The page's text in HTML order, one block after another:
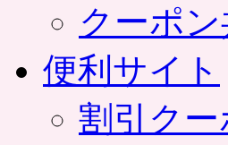
クーポ
便利サイト
割引ク